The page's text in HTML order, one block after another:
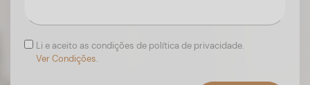
Li e aceito as condições de política de privacidade.
Ver Condições.